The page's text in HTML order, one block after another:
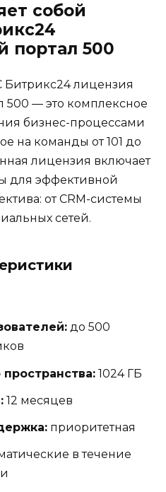
собой
портал 500
лицензия
500 — это комплексное
бизнес-процессами
на команды от 101 до
лицензия включает
для эффективной
от CRM-системы
сетей.
до 500
1024 ГБ
12 месяцев
приоритетная
в течение